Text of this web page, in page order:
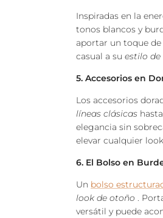
Inspiradas en la
tonos blancos y
aportar un toque
casual a su estilo de
5. Accesorios en
Los accesorios
líneas clásicas
elegancia sin
elevar cualquier
6. El Bolso en
Un bolso
look de otoño .
versátil y puede